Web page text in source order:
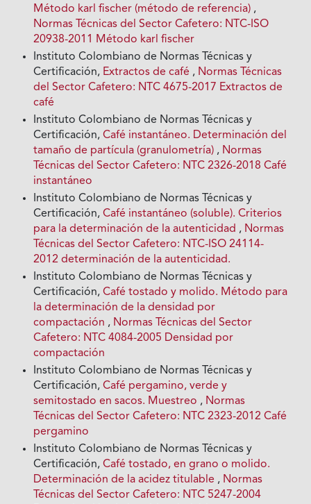
Método karl fischer (método de referencia) ,
Normas Técnicas del Sector Cafetero: NTC-ISO
20938-2011 Método karl fischer
Instituto Colombiano de Normas Técnicas y
Certificación, Extractos de café , Normas Técnicas
del Sector Cafetero: NTC 4675-2017 Extractos de
café
Instituto Colombiano de Normas Técnicas y
Certificación,Café instantáneo. Determinación del
tamaño de partícula (granulometría) , Normas
Técnicas del Sector Cafetero: NTC 2326-2018 Café
instantáneo
Instituto Colombiano de Normas Técnicas y
Certificación,Café instantáneo (soluble). Criterios
para la determinación de la autenticidad , Normas
Técnicas del Sector Cafetero: NTC-ISO 24114-
2012 determinación de la autenticidad.
Instituto Colombiano de Normas Técnicas y
Certificación,Café tostado y molido. Método para
la determinación de la densidad por
compactación , Normas Técnicas del Sector
Cafetero: NTC 4084-2005 Densidad por
compactación
Instituto Colombiano de Normas Técnicas y
Certificación,Café pergamino, verde y
semitostado en sacos. Muestreo , Normas
Técnicas del Sector Cafetero: NTC 2323-2012 Café
pergamino
Instituto Colombiano de Normas Técnicas y
Certificación,Café tostado, en grano o molido.
Determinación de la acidez titulable , Normas
Técnicas del Sector Cafetero: NTC 5247-2004